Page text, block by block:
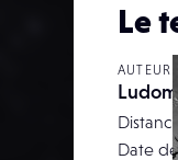
Le
AUTEUR
Ludom
Date